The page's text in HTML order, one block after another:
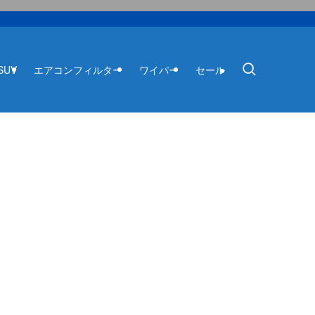
エアコンフィルター ワイパー セール